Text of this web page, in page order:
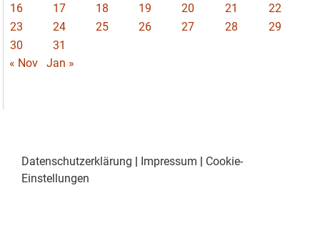
16
17 18 19 20 21
22
23
24 25 26 27 28
29
30
31
« Nov
Jan »
Datenschutzerklärung | Impressum | Cookie-
Einstellungen